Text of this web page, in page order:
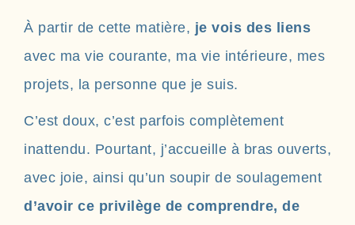
À partir de cette matière, je vois des liens
avec ma vie courante, ma vie intérieure, mes
projets, la personne que je suis.
C’est doux, c’est parfois complètement
inattendu. Pourtant, j’accueille à bras ouverts,
avec joie, ainsi qu’un soupir de soulagement
d’avoir ce privilège de comprendre, de